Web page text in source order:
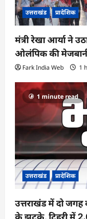
उत्तराखंड प्रादेशिक
मंत्री रेखा आर्या ने
ओलंपिक की
Fark India Web 1
1 minute read
उत्तराखंड प्रादेशिक
उत्तराखंड में दो जगह
के झटके, टिहरी में 2.0